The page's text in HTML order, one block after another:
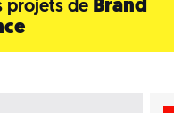
projets de Brand